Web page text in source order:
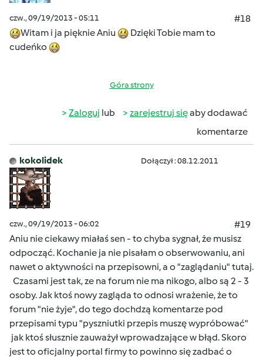
czw., 09/19/2013 - 05:11
#18
Witam i ja pięknie Aniu
Dzięki Tobie mam to
cudeńko
Góra strony
Zaloguj lub zarejestruj sięaby dodawać
komentarze
kokolidek Dołączył : 08.12.2011
czw., 09/19/2013 - 06:02
#19
Aniu nie ciekawy miałaś sen - to chyba sygnał, że musisz
odpocząć. Kochanie ja nie pisałam o obserwowaniu, ani
nawet o aktywności na przepisowni, a o "zaglądaniu" tutaj.
Czasami jest tak, ze na forum nie ma nikogo, albo są 2 - 3
osoby. Jak ktoś nowy zagląda to odnosi wrażenie, że to
forum "nie żyje", do tego dochdzą komentarze pod
przepisami typu "pyszniutki przepis muszę wypróbować"
jak ktoś słusznie zauważył wprowadzające w błąd. Skoro
jest to oficjalny portal firmy to powinno się zadbać o